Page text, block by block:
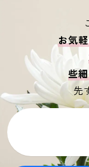
お気
些
先